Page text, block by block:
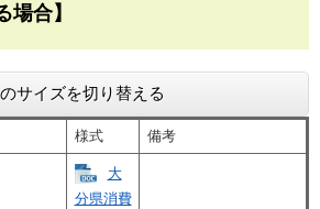
場合】
サイズを切り替える
様式 備考
大
分県消費